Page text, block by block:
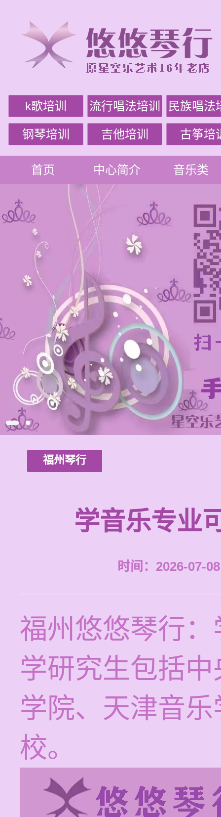
k歌培训 流行唱法培训 民族唱法
钢琴培训 吉他培训 古筝培
首页 中心简介 音乐类
福州琴行
学音乐专业
时间：2026-07-
福州悠悠琴行
学研究生包括
学院、天津音
校。